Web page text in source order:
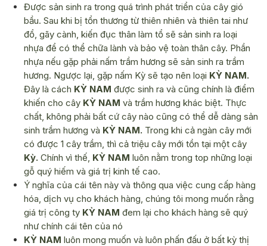
Được sản sinh ra trong quá trình phát triển của cây gió
bầu. Sau khi bị tổn thương từ thiên nhiên và thiên tai như
đổ, gãy cành, kiến đục thân làm tổ sẽ sản sinh ra loại
nhựa để có thể chữa lành và bảo vệ toàn thân cây. Phần
nhựa nếu gặp phải nấm trầm hương sẽ sản sinh ra trầm
hương. Ngược lại, gặp nấm Kỳ sẽ tạo nên loại KỲ NAM.
Đây là cách KỲ NAM được sinh ra và cũng chính là điểm
khiến cho cây KỲ NAM và trầm hương khác biệt. Thực
chất, không phải bất cứ cây nào cũng có thể dễ dàng sản
sinh trầm hương và KỲ NAM. Trong khi cả ngàn cây mới
có được 1 cây trầm, thì cả triệu cây mới tồn tại một cây
Kỳ. Chính vì thế, KỲ NAM luôn nằm trong top những loại
gỗ quý hiếm và giá trị kinh tế cao.
Ý nghĩa của cái tên này và thông qua việc cung cấp hàng
hóa, dịch vụ cho khách hàng, chúng tôi mong muốn rằng
giá trị công ty KỲ NAM đem lại cho khách hàng sẽ quý
như chính cái tên của nó
KỲ NAM luôn mong muốn và luôn phấn đấu ở bất kỳ thị